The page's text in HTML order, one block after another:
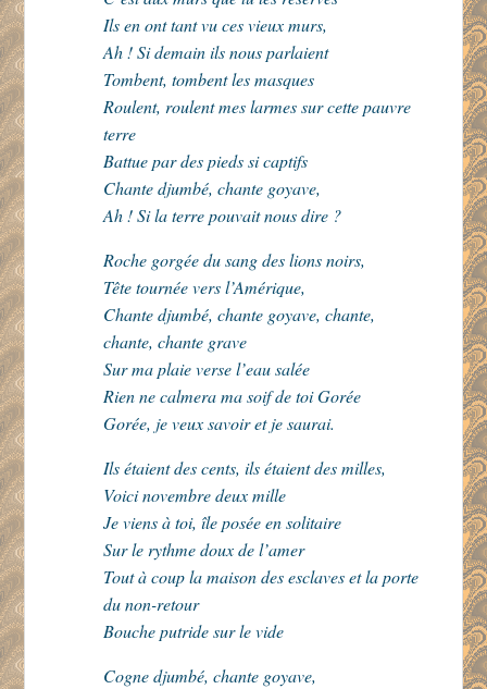
Ils en ont tant vu ces vieux murs,
Ah ! Si demain ils nous parlaient
Tombent, tombent les masques
Roulent, roulent mes larmes sur cette pauvre
terre
Battue par des pieds si captifs
Chante djumbé, chante goyave,
Ah ! Si la terre pouvait nous dire ?
Roche gorgée du sang des lions noirs,
Tête tournée vers l’Amérique,
Chante djumbé, chante goyave, chante,
chante, chante grave
Sur ma plaie verse l’eau salée
Rien ne calmera ma soif de toi Gorée
Gorée, je veux savoir et je saurai.
Ils étaient des cents, ils étaient des milles,
Voici novembre deux mille
Je viens à toi, île posée en solitaire
Sur le rythme doux de l’amer
Tout à coup la maison des esclaves et la porte
du non-retour
Bouche putride sur le vide
Cogne djumbé, chante goyave,